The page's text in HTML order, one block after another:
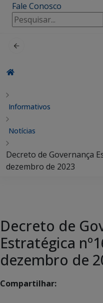
Fale Conosco
Pesquisar
por:
Informativos
Notícias
Decreto de Governança
dezembro de 2023
Decreto de
Estratégica
dezembro de
Compartilhar: